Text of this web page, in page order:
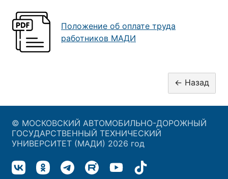
Положение об оплате труда
работников МАДИ
© МОСКОВСКИЙ АВТОМОБИЛЬНО-ДОРОЖНЫЙ
ГОСУДАРСТВЕННЫЙ ТЕХНИЧЕСКИЙ
УНИВЕРСИТЕТ (МАДИ) 2026 год